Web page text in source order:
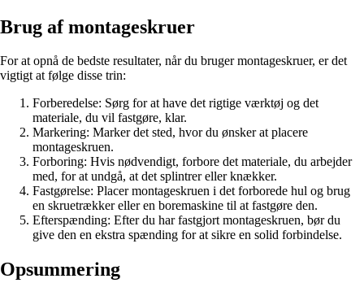
Brug af montageskruer
For at opnå de bedste resultater, når du bruger montageskruer, er det
vigtigt at følge disse trin:
Forberedelse: Sørg for at have det rigtige værktøj og det
materiale, du vil fastgøre, klar.
Markering: Marker det sted, hvor du ønsker at placere
montageskruen.
Forboring: Hvis nødvendigt, forbore det materiale, du arbejder
med, for at undgå, at det splintrer eller knækker.
Fastgørelse: Placer montageskruen i det forborede hul og brug
en skruetrækker eller en boremaskine til at fastgøre den.
Efterspænding: Efter du har fastgjort montageskruen, bør du
give den en ekstra spænding for at sikre en solid forbindelse.
Opsummering